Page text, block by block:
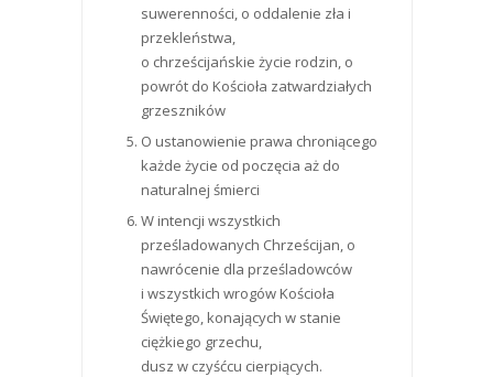
suwerenności, o oddalenie zła i
przekleństwa,
o chrześcijańskie życie rodzin, o
powrót do Kościoła zatwardziałych
grzeszników
O ustanowienie prawa chroniącego
każde życie od poczęcia aż do
naturalnej śmierci
W intencji wszystkich
prześladowanych Chrześcijan, o
nawrócenie dla prześladowców
i wszystkich wrogów Kościoła
Świętego, konających w stanie
ciężkiego grzechu,
dusz w czyśćcu cierpiących.